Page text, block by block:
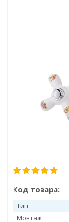
Код товара:
Тип
Монтаж